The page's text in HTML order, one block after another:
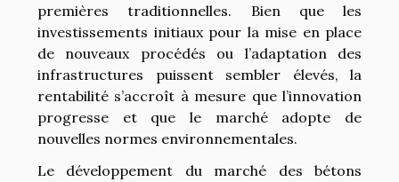
premières traditionnelles. Bien que les
investissements initiaux pour la mise en place
de nouveaux procédés ou l’adaptation des
infrastructures puissent sembler élevés, la
rentabilité s’accroît à mesure que l’innovation
progresse et que le marché adopte de
nouvelles normes environnementales.
Le développement du marché des bétons